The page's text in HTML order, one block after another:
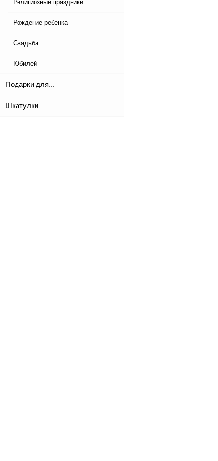
Религиозные праздники
Рождение ребенка
Свадьба
Юбилей
Подарки для...
Шкатулки